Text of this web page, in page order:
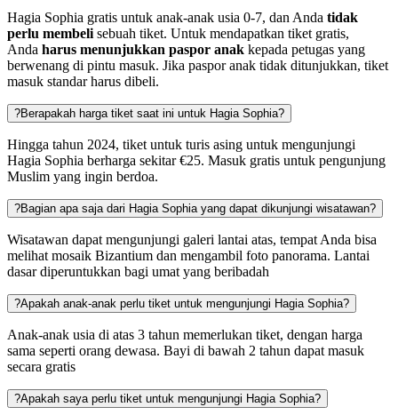
Hagia Sophia gratis untuk anak-anak usia 0-7, dan Anda tidak
perlu membeli sebuah tiket. Untuk mendapatkan tiket gratis,
Anda harus menunjukkan paspor anak kepada petugas yang
berwenang di pintu masuk. Jika paspor anak tidak ditunjukkan, tiket
masuk standar harus dibeli.
?Berapakah harga tiket saat ini untuk Hagia Sophia?
Hingga tahun 2024, tiket untuk turis asing untuk mengunjungi
Hagia Sophia berharga sekitar €25. Masuk gratis untuk pengunjung
Muslim yang ingin berdoa​.
?Bagian apa saja dari Hagia Sophia yang dapat dikunjungi wisatawan?
Wisatawan dapat mengunjungi galeri lantai atas, tempat Anda bisa
melihat mosaik Bizantium dan mengambil foto panorama. Lantai
dasar diperuntukkan bagi umat yang beribadah
?Apakah anak-anak perlu tiket untuk mengunjungi Hagia Sophia?
Anak-anak usia di atas 3 tahun memerlukan tiket, dengan harga
sama seperti orang dewasa. Bayi di bawah 2 tahun dapat masuk
secara gratis​
?Apakah saya perlu tiket untuk mengunjungi Hagia Sophia?